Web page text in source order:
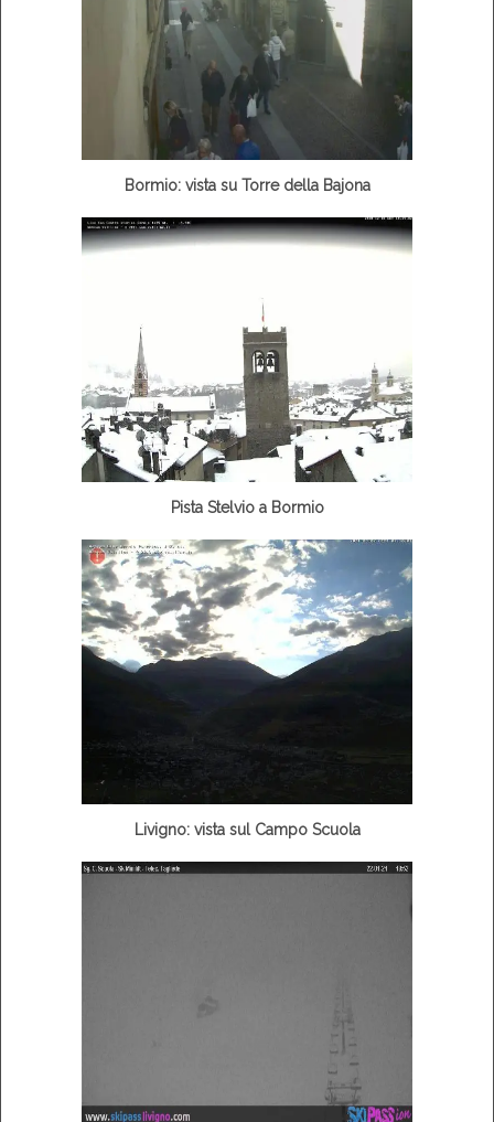
Bormio: vista su Torre della Bajona
Pista Stelvio a Bormio
Livigno: vista sul Campo Scuola